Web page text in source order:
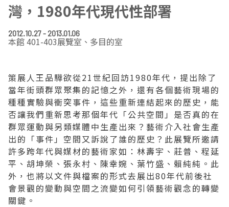
藝術生態園區
兒童美術館
無障礙服務專區
高美書屋
三秌茶屋
Pinkoi 電商平台
精選典藏
典藏圖檔申請
藝術認證 / 百夜默讀 / 高雄ART青
南島當代記憶工程
研究出版
系列出版
線上學習
雄雄藝見你│Podcast
時代之聲│Podcasts
視覺影像資料庫│影音紀錄
藝術認證│高美館館刊
百夜藝術默讀│典藏閱讀
南島當代記憶工程│資料庫
典藏3D手上Run
線上展覽
珍珠—南方視野的女性藝術
流於形式—梁任宏個展(1999-2024)
透景線：實境的疊隱與擴張
民・間
2022高雄獎
2021 TAKAO．台客．南方HUE：李俊賢
AR/VR體驗
來自大地的祝福— 2019-2020典藏捐贈展
感知棲所— 關鍵典藏2019-2020
南方作為相遇之所
感動兔 高美特展
感動虎 高美特展
相遇在南方 - 教/學包
美術資源教室-手作課程
藝術遊戲號
畫想想‧想畫畫
尋寶高雄 - 校園推廣教材
高美館
關於高美館/年報
組織職掌
規劃傳承
高美館大事記
兒童美術館
高美之友
美術館會員
合作夥伴
EN
灣，1980年代現代性部署
2012.10.27 - 2013.01.06
本館 401-403展覽室、多目的室
策展人王品驊欲從21世紀回訪1980年代，提出除了
當年街頭群眾聚集的記憶之外，還有各個藝術現場的
種種實驗與衝突事件，這些重新連結起來的歷史，能
否讓我們重新思考那個年代「公共空間」是否真的在
群眾運動與另類媒體中生產出來？藝術介入社會生產
出的「事件」空間又訴說了誰的歷史？此展覽所邀請
許多跨年代與媒材的藝術家如：林壽宇、莊普、程延
平、胡坤榮、張永村、陳幸婉、葉竹盛、賴純純。此
外，也將以文件與檔案的形式去展出80年代前後社
會景觀的變動與空間之流變如何引領藝術觀念的轉變
關鍵。